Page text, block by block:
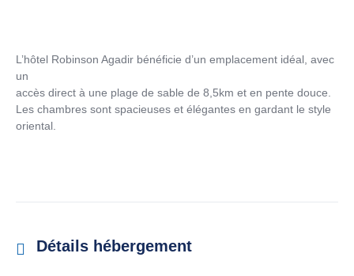
L’hôtel Robinson Agadir bénéficie d’un emplacement idéal, avec
un
accès direct à une plage de sable de 8,5km et en pente douce.
Les chambres sont spacieuses et élégantes en gardant le style
oriental.
Détails hébergement